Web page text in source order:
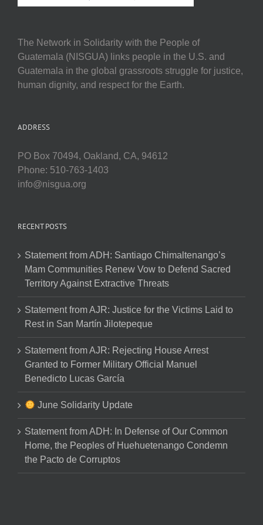
The Network in Solidarity with the People of
Guatemala (NISGUA) links people in the U.S. and
Guatemala in the global grassroots struggle for justice,
human dignity, and respect for the Earth.
ADDRESS
PO Box 70494, Oakland, CA, 94612
Phone: 510-763-1403
info@nisgua.org
RECENT POSTS
Statement from ADH: Santiago Chimaltenango’s
Mam Communities Renew Vow to Defend Sacred
Territory Against Extractive Threats
Statement from AJR: Justice for the Victims Laid to
Rest in San Martín Jilotepeque
Statement from AJR: Rejecting House Arrest
Granted to Former Military Official Manuel
Benedicto Lucas García
June Solidarity Update
Statement from ADH: In Defense of Our Common
Home, the Peoples of Huehuetenango Condemn
the Pacto de Corruptos